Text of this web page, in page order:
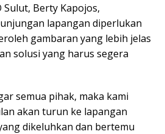
Sulut, Berty Kapojos,
lapangan diperlukan
gambaran yang lebih jelas
solusi yang harus segera
semua pihak, maka kami
akan turun ke lapangan
dikeluhkan dan bertemu